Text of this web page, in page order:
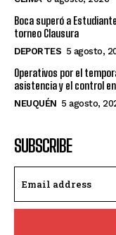
Boca superó a
torneo Clausura
DEPORTES 5 agosto,
Operativos por el
asistencia y el control
NEUQUÉN 5 agosto,
SUBSCRIBE